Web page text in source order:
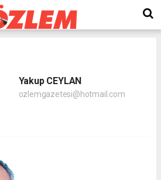
Yakup CEYLAN
ozlemgazetesi@hotmail.com